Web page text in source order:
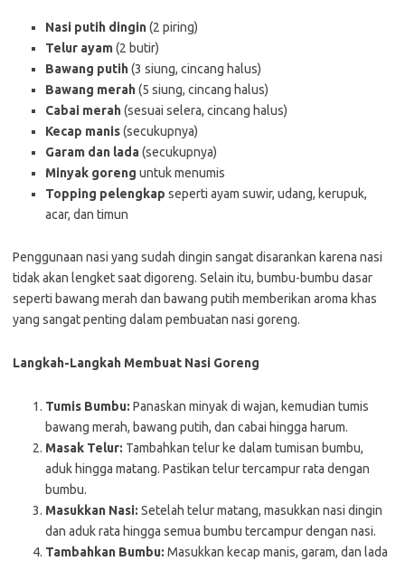
Nasi putih dingin(2 piring)
Telur ayam(2 butir)
Bawang putih(3 siung, cincang halus)
Bawang merah(5 siung, cincang halus)
Cabai merah(sesuai selera, cincang halus)
Kecap manis(secukupnya)
Garam dan lada(secukupnya)
Minyak goreng untuk menumis
Topping pelengkap seperti ayam suwir, udang, kerupuk,
acar, dan timun
Penggunaan nasi yang sudah dingin sangat disarankan karena nasi
tidak akan lengket saat digoreng. Selain itu, bumbu-bumbu dasar
seperti bawang merah dan bawang putih memberikan aroma khas
yang sangat penting dalam pembuatan nasi goreng.
Langkah-Langkah Membuat Nasi Goreng
Tumis Bumbu: Panaskan minyak di wajan, kemudian tumis
bawang merah, bawang putih, dan cabai hingga harum.
Masak Telur: Tambahkan telur ke dalam tumisan bumbu,
aduk hingga matang. Pastikan telur tercampur rata dengan
bumbu.
Masukkan Nasi: Setelah telur matang, masukkan nasi dingin
dan aduk rata hingga semua bumbu tercampur dengan nasi.
Tambahkan Bumbu: Masukkan kecap manis, garam, dan lada